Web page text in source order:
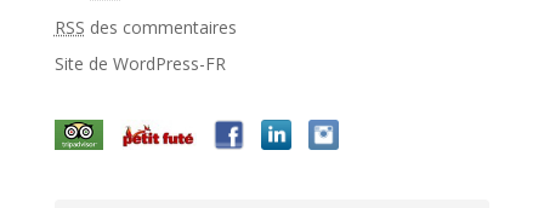
RSS des commentaires
Site de WordPress-FR